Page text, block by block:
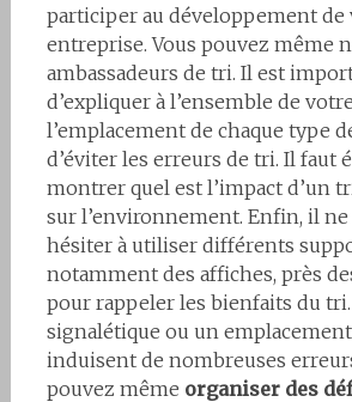
participer au développement de
entreprise. Vous pouvez même
ambassadeurs de tri. Il est
d’expliquer à l’ensemble de
l’emplacement de chaque type
d’éviter les erreurs de tri. Il faut
montrer quel est l’impact d’un
sur l’environnement. Enfin, il ne
hésiter à utiliser différents
notamment des affiches, près
pour rappeler les bienfaits du tri.
signalétique ou un
induisent de nombreuses
pouvez même organiser des